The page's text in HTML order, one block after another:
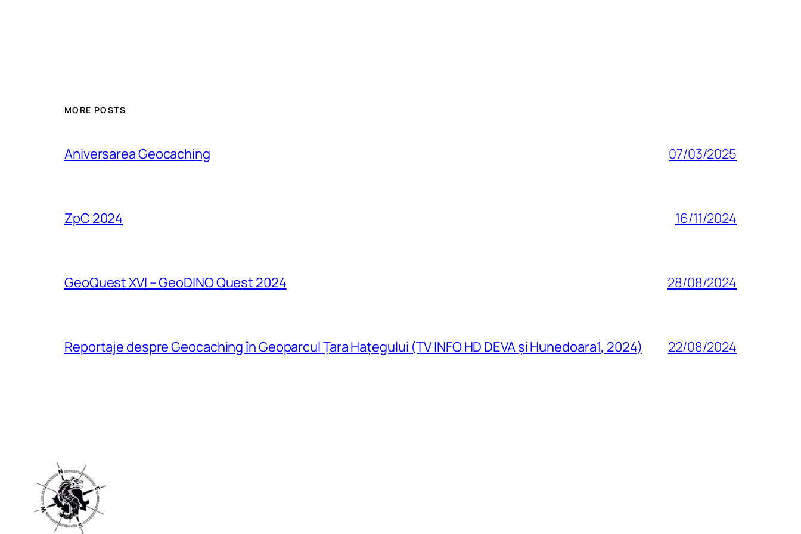
MORE POSTS
Aniversarea Geocaching 07/03/2025
ZpC 2024 16/11/2024
GeoQuest XVI – GeoDINO Quest 2024 28/08/2024
Reportaje despre Geocaching în Geoparcul Țara Hațegului (TV INFO HD DEVA și Hunedoara1, 2024) 22/08/2024